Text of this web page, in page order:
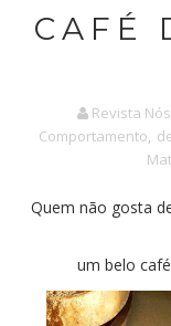
CAFÉ
Revista
Comportamento,
Quem não gosta
um belo